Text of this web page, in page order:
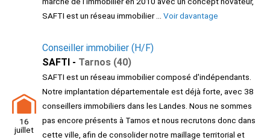
SAFTI est un réseau immobilier ... Voir davantage
16
juillet
Conseiller immobilier (H/F)
SAFTI - Tarnos (40)
SAFTI est un réseau immobilier composé d'indépendants.
Notre implantation départementale est déjà forte, avec 38
conseillers immobiliers dans les Landes. Nous ne sommes
pas encore présents à Tarnos et nous recrutons donc dans
cette ville, afin de consolider notre maillage territorial et